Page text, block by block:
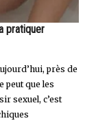
pratiquer
près de
peut que les
sexuel, c’est